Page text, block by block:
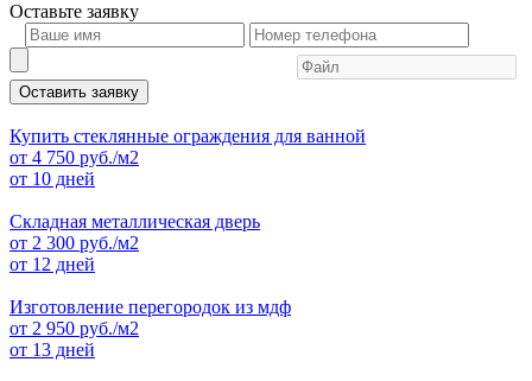
Оставьте заявку
Оставить заявку
Купить стеклянные ограждения для ванной
от 4 750 руб./м2
от 10 дней
Складная металлическая дверь
от 2 300 руб./м2
от 12 дней
Изготовление перегородок из мдф
от 2 950 руб./м2
от 13 дней